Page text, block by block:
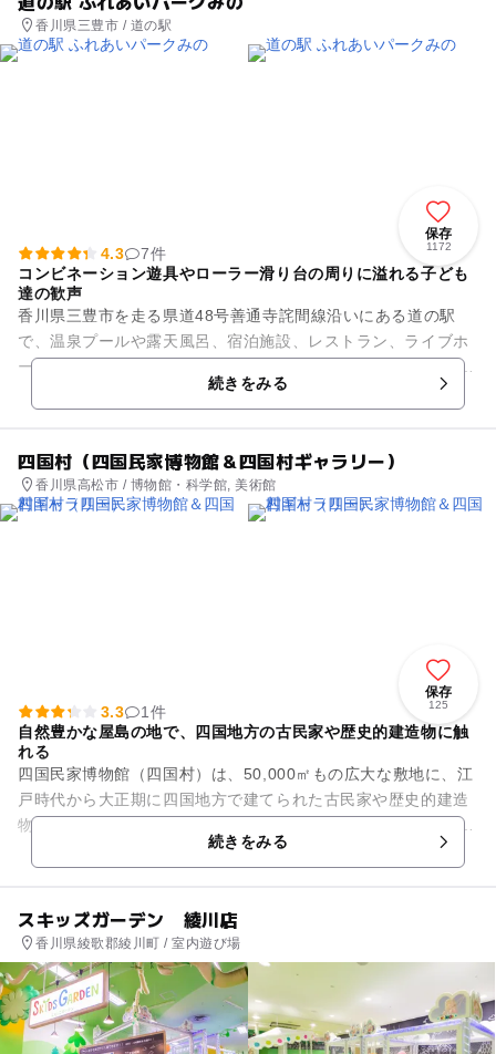
香川県三豊市 / 道の駅
保存
1172
4.3
7件
コンビネーション遊具やローラー滑り台の周りに溢れる子ども
達の歓声
香川県三豊市を走る県道48号善通寺詫間線沿いにある道の駅
で、温泉プールや露天風呂、宿泊施設、レストラン、ライブホ
ールもあります。 隣接する弥谷山ふれあいの森公園は、四国霊
続きをみる
四国村（四国民家博物館＆四国村ギャラリー）
香川県高松市 / 博物館・科学館, 美術館
保存
125
3.3
1件
自然豊かな屋島の地で、四国地方の古民家や歴史的建造物に触
れる
四国民家博物館（四国村）は、50,000㎡もの広大な敷地に、江
戸時代から大正期に四国地方で建てられた古民家や歴史的建造
物をあつめた野外博物館です。 建物だけではなく、四国地方で
続きをみる
スキッズガーデン 綾川店
香川県綾歌郡綾川町 / 室内遊び場